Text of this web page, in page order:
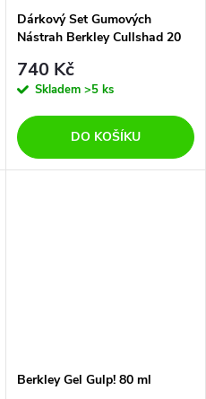
Dárkový Set Gumových
Nástrah Berkley Cullshad 20
740 Kč
Skladem >5 ks
DO KOŠÍKU
Berkley Gel Gulp! 80 ml